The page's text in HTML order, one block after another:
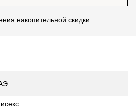
накопительной скидки